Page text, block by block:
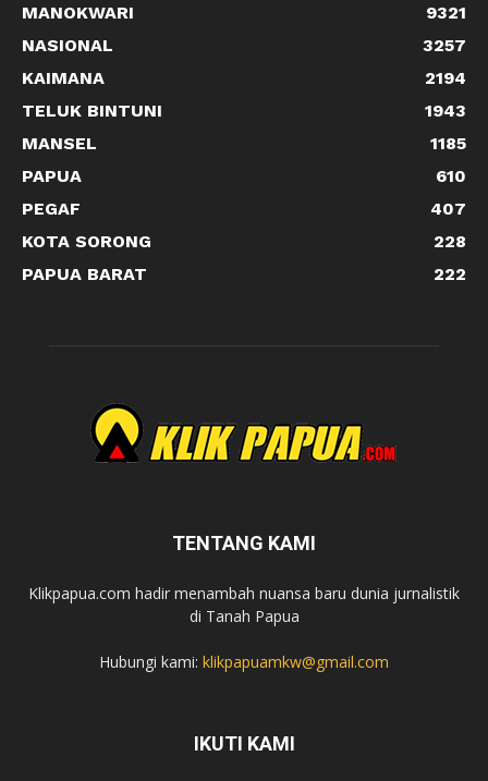
MANOKWARI
9321
NASIONAL
3257
KAIMANA
2194
TELUK BINTUNI
1943
MANSEL
1185
PAPUA
610
PEGAF
407
KOTA SORONG
228
PAPUA BARAT
222
TENTANG KAMI
Klikpapua.com hadir menambah nuansa baru dunia jurnalistik
di Tanah Papua
Hubungi kami: klikpapuamkw@gmail.com
IKUTI KAMI